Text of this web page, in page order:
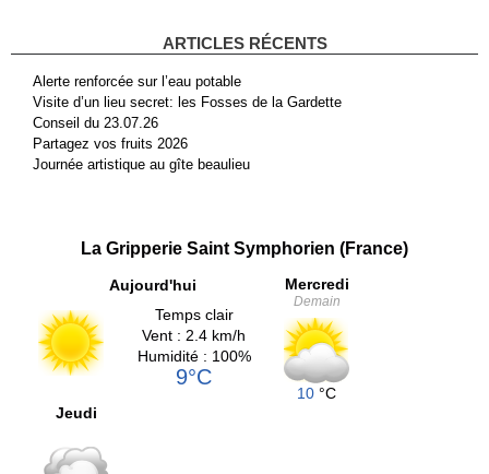
ARTICLES RÉCENTS
Alerte renforcée sur l’eau potable
Visite d’un lieu secret: les Fosses de la Gardette
Conseil du 23.07.26
Partagez vos fruits 2026
Journée artistique au gîte beaulieu
La Gripperie Saint Symphorien (France)
Aujourd'hui
Temps clair
Vent : 2.4 km/h
Humidité : 100%
9°C
Mercredi
Demain
10 °C
Jeudi